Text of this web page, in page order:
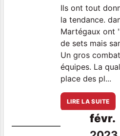
Ils ont tout
la tendance.
Martégaux ont
de sets mais
Un gros
équipes. La
place des pl...
LIRE LA SUITE
févr.